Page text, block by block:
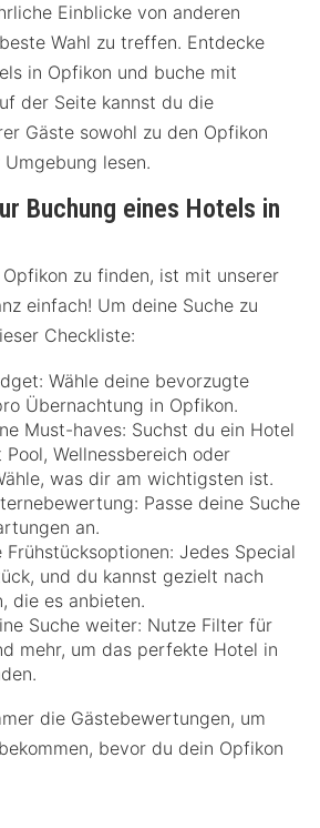
Einblicke von anderen
Wahl zu treffen. Entdecke
in Opfikon und buche mit
der Seite kannst du die
Gäste sowohl zu den Opfikon
lesen.
Buchung eines Hotels in
zu finden, ist mit unserer
einfach! Um deine Suche zu
Checkliste:
Wähle deine bevorzugte
Übernachtung in Opfikon.
Must-haves: Suchst du ein Hotel
Wellnessbereich oder
was dir am wichtigsten ist.
Passe deine Suche
an.
Jedes Special
und du kannst gezielt nach
die es anbieten.
Suche weiter: Nutze Filter für
mehr, um das perfekte Hotel in
die Gästebewertungen, um
bevor du dein Opfikon